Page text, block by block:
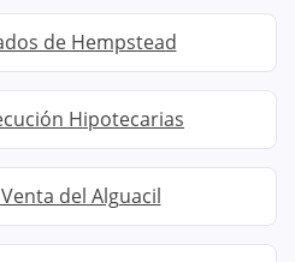
de Hempstead
Hipotecarias
del Alguacil